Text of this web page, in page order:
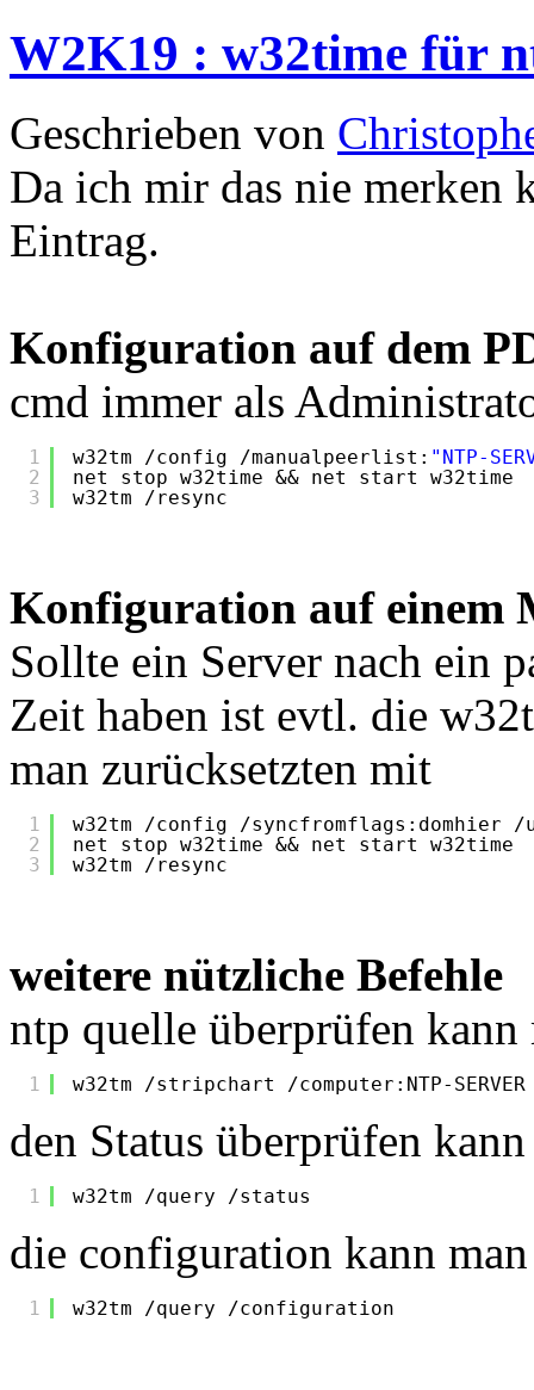
W2K19 : w32time für
Geschrieben von
Da ich mir das nie merken
Eintrag.
Konfiguration auf dem
cmd immer als
1
2
3
w32tm /config /manualpeerlist : "NTP-
net stop w32time && net start w32time
w32tm
/resync
Konfiguration auf einem
Sollte ein Server nach ein
Zeit haben ist evtl. die
man zurücksetzten mit
1
2
3
w32tm /config /syncfromflags :domhier
/
net stop w32time && net start w32time
w32tm
/resync
weitere nützliche Befehle
ntp quelle überprüfen
1 w32tm /stripchart /computer :NTP-SERVER
den Status überprüfen
1 w32tm /query /status
die configuration kann
1 w32tm /query /configuration